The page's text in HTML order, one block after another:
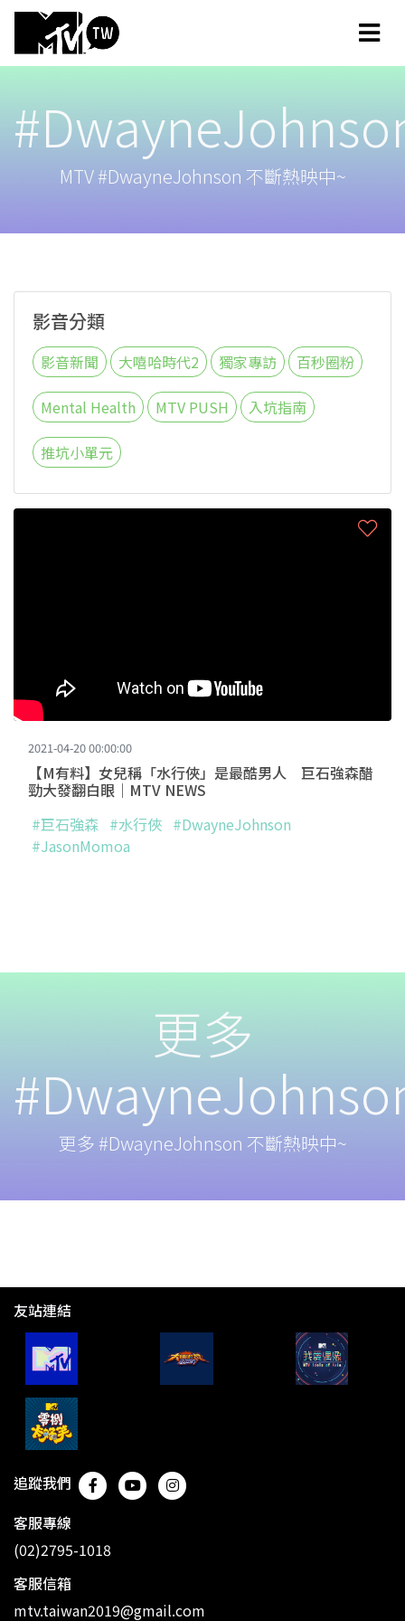
MTV #DwayneJohnson 不斷熱映中~
影音分類
影音新聞 大嘻哈時代2 獨家專訪 百秒圈粉
Mental Health MTV PUSH 入坑指南
推坑小單元
2021-04-20 00:00:00
【M有料】女兒稱「水行俠」是最酷男人 巨石強森醋
勁大發翻白眼｜MTV NEWS
#巨石強森 #水行俠 #DwayneJohnson
#JasonMomoa
更多
更多 #DwayneJohnson 不斷熱映中~
友站連結
追蹤我們
客服專線
(02)2795-1018
客服信箱
mtv.taiwan2019@gmail.com